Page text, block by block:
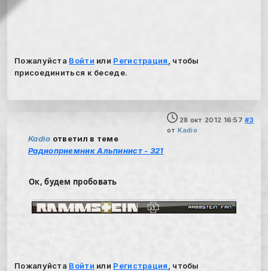
Пожалуйста Войти или Регистрация, чтобы
присоединиться к беседе.
28 окт 2012 16:57 #3
от Kadio
Kadio ответил в теме
Радиоприемник Альпинист - 321
Ок, будем пробовать
Пожалуйста Войти или Регистрация
, чтобы